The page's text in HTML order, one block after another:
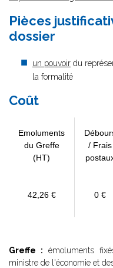
Pièces
dossier
un pouvoir du
la formalité
Coût
Emoluments
du Greffe
(HT)
/ Frais
42,26 € 0 €
Greffe : émoluments
ministre de l'économie et